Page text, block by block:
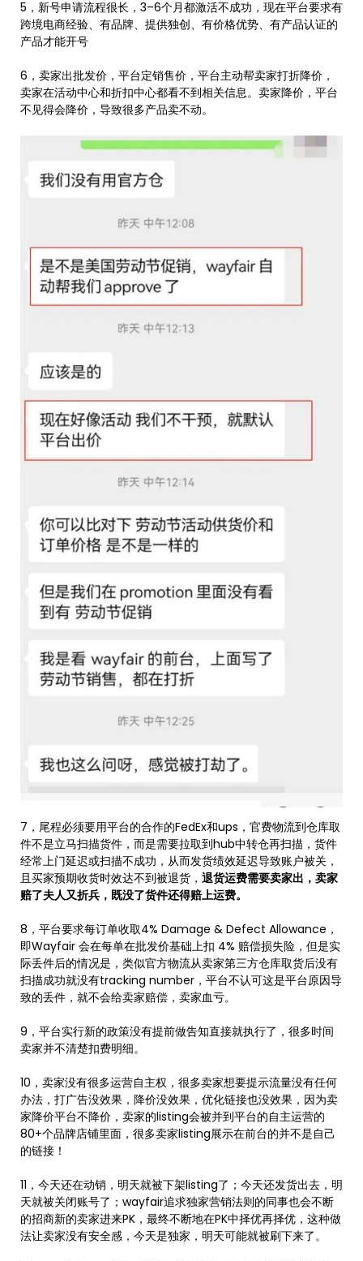
5，新号申请流程很长，3–6个月都激活不成功，现在平台要求有
跨境电商经验、有品牌、提供独创、有价格优势、有产品认证的
产品才能开号
6，卖家出批发价，平台定销售价，平台主动帮卖家打折降价，
卖家在活动中心和折扣中心都看不到相关信息。卖家降价，平台
不见得会降价，导致很多产品卖不动。
7，尾程必须要用平台的合作的FedEx和ups，官费物流到仓库取
件不是立马扫描货件，而是需要拉取到hub中转仓再扫描，货件
经常上门延迟或扫描不成功，从而发货绩效延迟导致账户被关，
且买家预期收货时效达不到被退货， 退货运费需要卖家出，卖家
赔了夫人又折兵，既没了货件还得赔上运费。
8，平台要求每订单收取4% Damage & Defect Allowance，
即Wayfair 会在每单在批发价基础上扣 4% 赔偿损失险，但是实
际丢件后的情况是，类似官方物流从卖家第三方仓库取货后没有
扫描成功就没有tracking number，平台不认可这是平台原因导
致的丢件，就不会给卖家赔偿，卖家血亏。
9，平台实行新的政策没有提前做告知直接就执行了，很多时间
卖家并不清楚扣费明细。
10，卖家没有很多运营自主权，很多卖家想要提示流量没有任何
办法，打广告没效果，降价没效果，优化链接也没效果，因为卖
家降价平台不降价，卖家的listing会被并到平台的自主运营的
80+个品牌店铺里面，很多卖家listing展示在前台的并不是自己
的链接！
11，今天还在动销，明天就被下架listing了；今天还发货出去，明
天就被关闭账号了；wayfair追求独家营销法则的同事也会不断
的招商新的卖家进来PK，最终不断地在PK中择优再择优，这种做
法让卖家没有安全感，今天是独家，明天可能就被刷下来了。